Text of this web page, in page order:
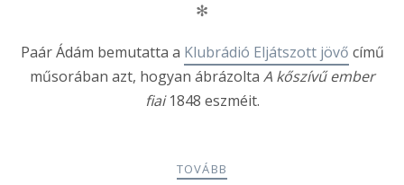
✻
Paár Ádám bemutatta a Klubrádió Eljátszott jövő című
műsorában azt, hogyan ábrázolta A kőszívű ember
fiai1848 eszméit.
TOVÁBB